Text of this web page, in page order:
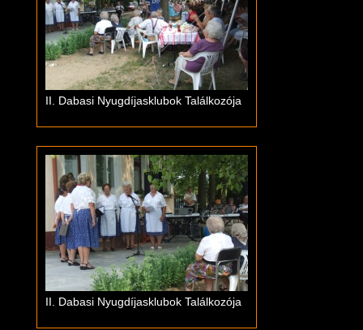
II. Dabasi Nyugdíjasklubok Találkozója
II. Dabasi Nyugdíjasklubok Találkozója